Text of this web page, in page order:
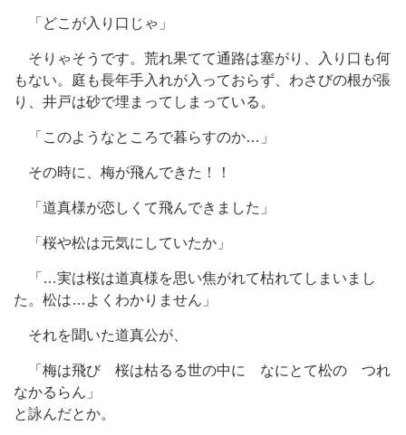
「どこが入り口じゃ」
そりゃそうです。荒れ果てて通路は塞がり、入り口も何
もない。庭も長年手入れが入っておらず、わさびの根が張
り、井戸は砂で埋まってしまっている。
「このようなところで暮らすのか…」
その時に、梅が飛んできた！！
「道真様が恋しくて飛んできました」
「桜や松は元気にしていたか」
「…実は桜は道真様を思い焦がれて枯れてしまいまし
た。松は…よくわかりません」
それを聞いた道真公が、
「梅は飛び 桜は枯るる世の中に なにとて松の つれ
なかるらん」
と詠んだとか。